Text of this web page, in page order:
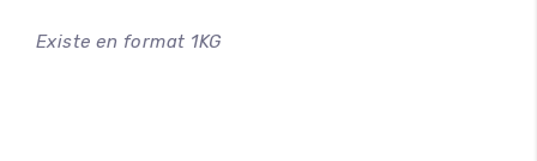
Existe en format 1KG